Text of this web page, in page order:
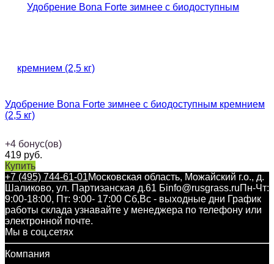
Удобрение Bona Forte зимнее с биодоступным кремнием
(2,5 кг)
+4 бонус(ов)
419 руб.
Купить
+7 (495) 744-61-01Московская область, Можайский г.о., д.
Шаликово, ул. Партизанская д.61 Бinfo@rusgrass.ruПн-Чт:
9:00-18:00, Пт: 9:00- 17:00 Сб,Вс - выходные дни График
работы склада узнавайте у менеджера по телефону или
электронной почте.
Мы в соц.сетях
Компания